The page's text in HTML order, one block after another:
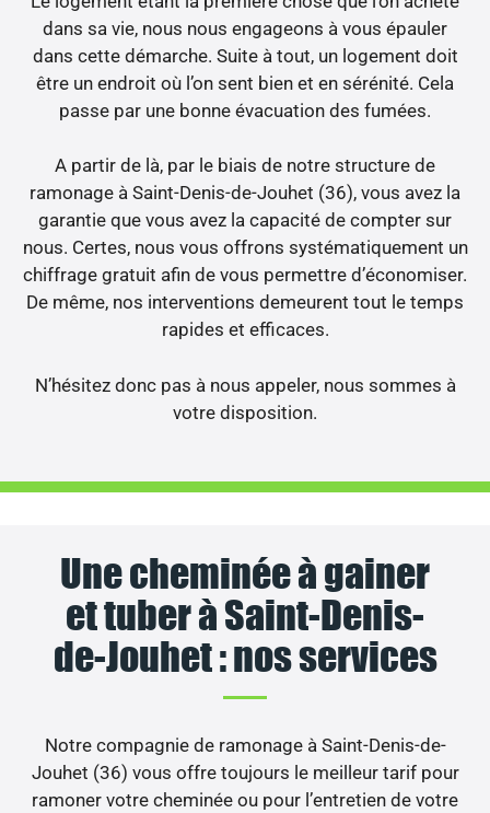
dans sa vie, nous nous engageons à vous épauler
dans cette démarche. Suite à tout, un logement doit
être un endroit où l’on sent bien et en sérénité. Cela
passe par une bonne évacuation des fumées.
A partir de là, par le biais de notre structure de
ramonage à Saint-Denis-de-Jouhet (36), vous avez la
garantie que vous avez la capacité de compter sur
nous. Certes, nous vous offrons systématiquement un
chiffrage gratuit afin de vous permettre d’économiser.
De même, nos interventions demeurent tout le temps
rapides et efficaces.
N’hésitez donc pas à nous appeler, nous sommes à
votre disposition.
Une cheminée à gainer
et tuber à Saint-Denis-
de-Jouhet : nos services
Notre compagnie de ramonage à Saint-Denis-de-
Jouhet (36) vous offre toujours le meilleur tarif pour
ramoner votre cheminée ou pour l’entretien de votre